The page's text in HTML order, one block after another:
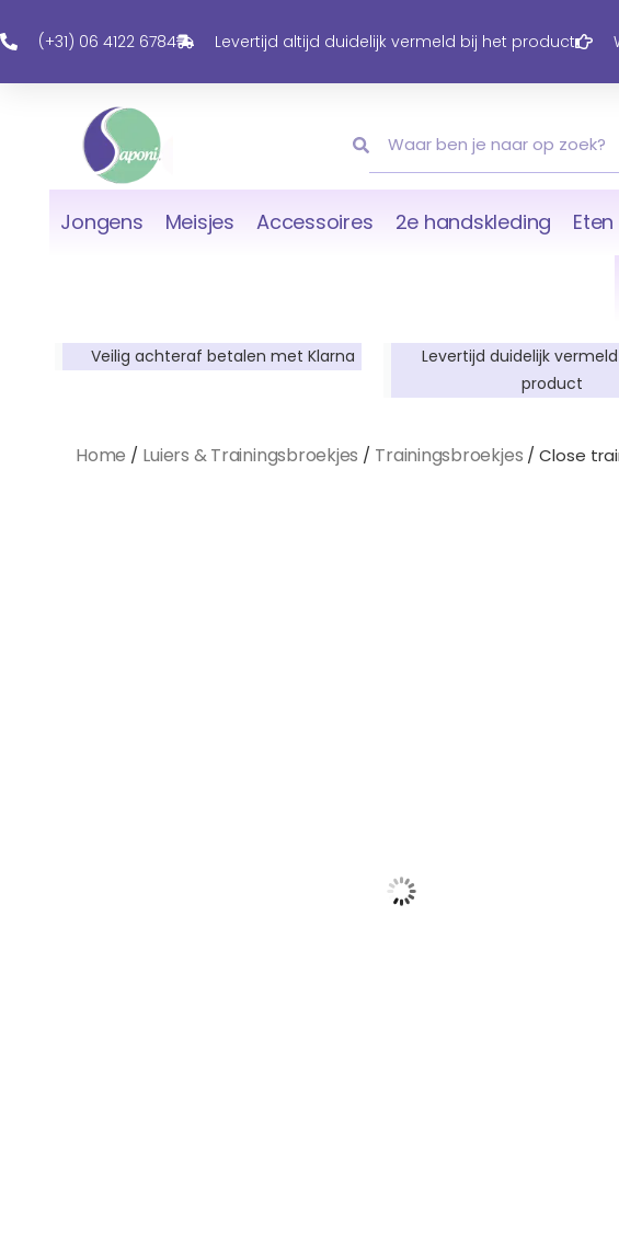
Naar
Inhoud
(+31) 06 4122 6784 Levertijd altijd duidelijk vermeld bij het product
Jongens Meisjes Accessoires 2e handskleding
Veilig achteraf betalen met Klarna
Levertijd duidelijk
product
Home / Luiers & Trainingsbroekjes / Trainingsbroekjes / Close